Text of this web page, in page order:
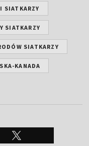
SIATKARZY
SIATKARZY
SIATKARZY
KANADA